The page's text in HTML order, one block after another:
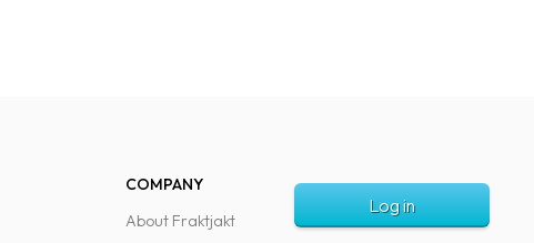
COMPANY
About Fraktjakt
Log in